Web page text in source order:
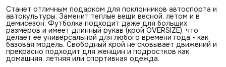
Станет отличным подарком для поклонников автоспорта и
автокультуры. Заменит теплые вещи весной, летом и в
демисезон. Футболка подходит даже для больших
размеров и имеет длинный рукав (крой OVERSIZE), что
делает ее универсальной для любого времени года - как
базовая модель. Свободный крой не сковывает движений и
прекрасно подходит для женщин и подростков как
домашняя, летняя или спортивная одежда.